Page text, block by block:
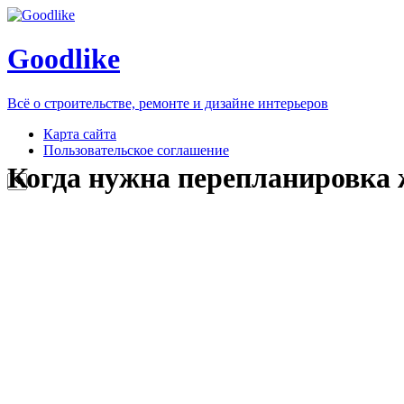
Goodlike
Всё о строительстве, ремонте и дизайне интерьеров
Карта сайта
Пользовательское соглашение
Когда нужна перепланировка